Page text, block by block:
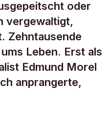
oder
vergewaltigt,
Zehntausende
Leben. Erst als
Edmund Morel
anprangerte,